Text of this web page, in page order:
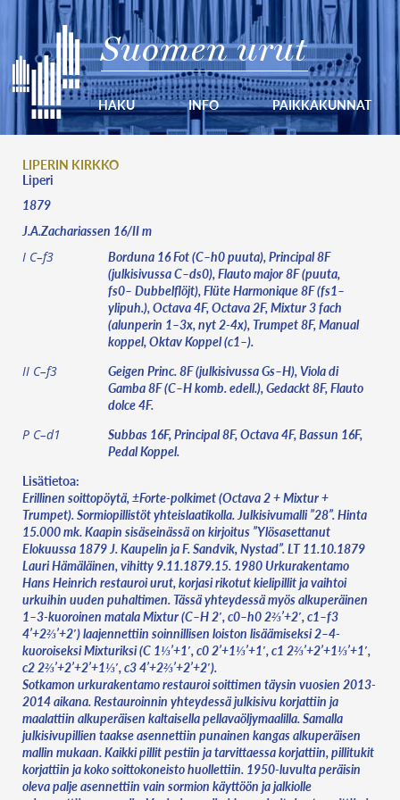
Suomen urut
HAKU INFO PAIKKAKUNNAT
LIPERIN KIRKKO
Liperi
1879
J.A.Zachariassen 16/II m
I C–f3
Borduna 16 Fot (C–h0 puuta), Principal 8F
(julkisivussa C–ds0), Flauto major 8F (puuta,
fs0– Dubbelflöjt), Flüte Harmonique 8F (fs1–
ylipuh.), Octava 4F, Octava 2F, Mixtur 3 fach
(alunperin 1–3x, nyt 2-4x), Trumpet 8F, Manual
koppel, Oktav Koppel (c1–).
II C–f3
Geigen Princ. 8F (julkisivussa Gs–H), Viola di
Gamba 8F (C–H komb. edell.), Gedackt 8F, Flauto
dolce 4F.
P C–d1
Subbas 16F, Principal 8F, Octava 4F, Bassun 16F,
Pedal Koppel.
Lisätietoa:
Erillinen soittopöytä, ±Forte-polkimet (Octava 2 + Mixtur +
Trumpet). Sormiopillistöt yhteislaatikolla. Julkisivumalli ”28”. Hinta
15.000 mk. Kaapin sisäseinässä on kirjoitus ”Ylösasettanut
Elokuussa 1879 J. Kaupelin ja F. Sandvik, Nystad”. LT 11.10.1879
Lauri Hämäläinen, vihitty 9.11.1879.15. 1980 Urkurakentamo
Hans Heinrich restauroi urut, korjasi rikotut kielipillit ja vaihtoi
urkuihin uuden puhaltimen. Tässä yhteydessä myös alkuperäinen
1–3-kuoroinen matala Mixtur (C–H 2′, c0–h0 2⅔’+2′, c1–f3
4’+2⅔’+2′) laajennettiin soinnillisen loiston lisäämiseksi 2–4-
kuoroiseksi Mixturiksi (C 1⅓’+1′, c0 2’+1⅓’+1′, c1 2⅔’+2’+1⅓’+1′,
c2 2⅔’+2’+2’+1⅓′, c3 4’+2⅔’+2’+2′).
Sotkamon urkurakentamo restauroi soittimen täysin vuosien 2013-
2014 aikana. Restauroinnin yhteydessä julkisivu korjattiin ja
maalattiin alkuperäisen kaltaisella pellavaöljymaalilla. Samalla
julkisivupillien taakse asennettiin punainen kangas alkuperäisen
mallin mukaan. Kaikki pillit pestiin ja tarvittaessa korjattiin, pillitukit
korjattiin ja koko soittokoneisto huollettiin. 1950-luvulta peräisin
oleva palje asennettiin vain sormion käyttöön ja jalkiolle